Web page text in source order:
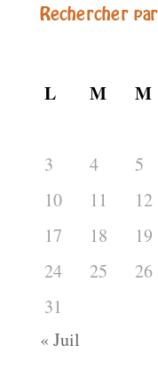
Rechercher
L M M
3
4 5
10 11 12
17
18 19
24
25 26
31
« Juil